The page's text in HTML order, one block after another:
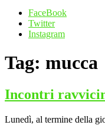
FaceBook
Twitter
Instagram
Tag: mucca
Incontri
Lunedì, al termine della